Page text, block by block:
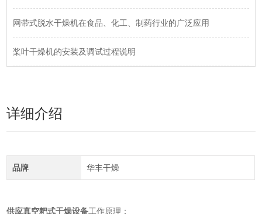
网带式脱水干燥机在食品、化工、制药行业的广泛应用
桨叶干燥机的安装及调试过程说明
详细介绍
品牌 华丰干燥
供应真空耙式干燥设备工作原理：